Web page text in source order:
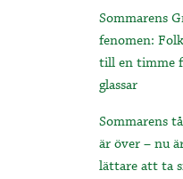
Sommarens
fenomen:
till en timme
glassar
Sommarens
är över – nu
lättare att ta